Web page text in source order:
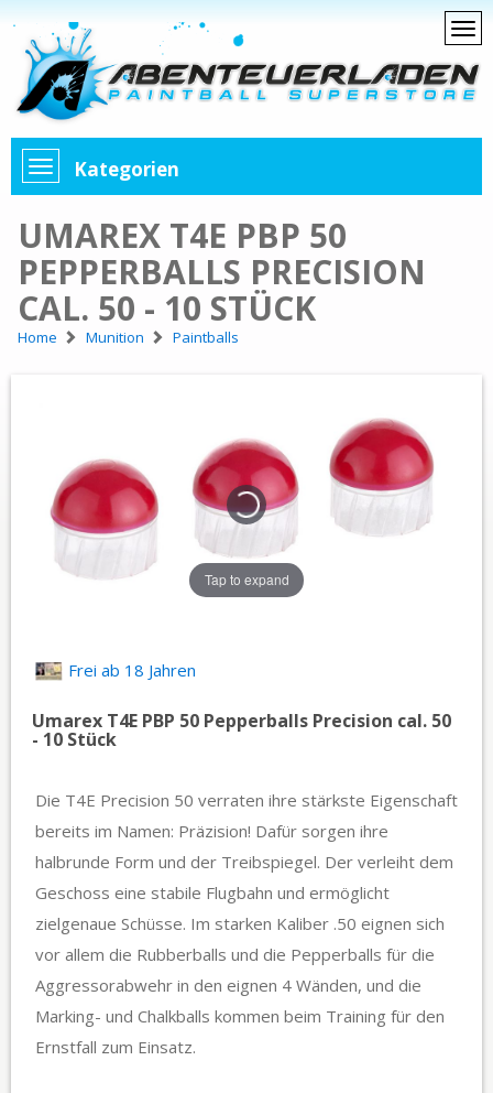
Kategorien
UMAREX T4E PBP 50
PEPPERBALLS PRECISION
CAL. 50 - 10 STÜCK
Home Munition Paintballs
Tap to expand
Frei ab 18 Jahren
Umarex T4E PBP 50 Pepperballs Precision cal. 50
- 10 Stück
Die T4E Precision 50 verraten ihre stärkste Eigenschaft
bereits im Namen: Präzision! Dafür sorgen ihre
halbrunde Form und der Treibspiegel. Der verleiht dem
Geschoss eine stabile Flugbahn und ermöglicht
zielgenaue Schüsse. Im starken Kaliber .50 eignen sich
vor allem die Rubberballs und die Pepperballs für die
Aggressorabwehr in den eignen 4 Wänden, und die
Marking- und Chalkballs kommen beim Training für den
Ernstfall zum Einsatz.